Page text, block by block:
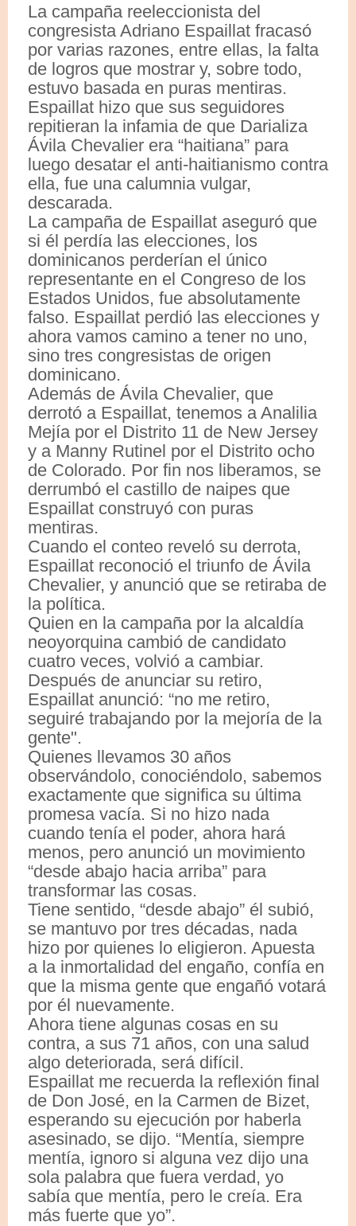
La campaña reeleccionista del
congresista Adriano Espaillat fracasó
por varias razones, entre ellas, la falta
de logros que mostrar y, sobre todo,
estuvo basada en puras mentiras.
Espaillat hizo que sus seguidores
repitieran la infamia de que Darializa
Ávila Chevalier era “haitiana” para
luego desatar el anti-haitianismo contra
ella, fue una calumnia vulgar,
descarada.
La campaña de Espaillat aseguró que
si él perdía las elecciones, los
dominicanos perderían el único
representante en el Congreso de los
Estados Unidos, fue absolutamente
falso. Espaillat perdió las elecciones y
ahora vamos camino a tener no uno,
sino tres congresistas de origen
dominicano.
Además de Ávila Chevalier, que
derrotó a Espaillat, tenemos a Analilia
Mejía por el Distrito 11 de New Jersey
y a Manny Rutinel por el Distrito ocho
de Colorado. Por fin nos liberamos, se
derrumbó el castillo de naipes que
Espaillat construyó con puras
mentiras.
Cuando el conteo reveló su derrota,
Espaillat reconoció el triunfo de Ávila
Chevalier, y anunció que se retiraba de
la política.
Quien en la campaña por la alcaldía
neoyorquina cambió de candidato
cuatro veces, volvió a cambiar.
Después de anunciar su retiro,
Espaillat anunció: “no me retiro,
seguiré trabajando por la mejoría de la
gente".
Quienes llevamos 30 años
observándolo, conociéndolo, sabemos
exactamente que significa su última
promesa vacía. Si no hizo nada
cuando tenía el poder, ahora hará
menos, pero anunció un movimiento
“desde abajo hacia arriba” para
transformar las cosas.
Tiene sentido, “desde abajo” él subió,
se mantuvo por tres décadas, nada
hizo por quienes lo eligieron. Apuesta
a la inmortalidad del engaño, confía en
que la misma gente que engañó votará
por él nuevamente.
Ahora tiene algunas cosas en su
contra, a sus 71 años, con una salud
algo deteriorada, será difícil.
Espaillat me recuerda la reflexión final
de Don José, en la Carmen de Bizet,
esperando su ejecución por haberla
asesinado, se dijo. “Mentía, siempre
mentía, ignoro si alguna vez dijo una
sola palabra que fuera verdad, yo
sabía que mentía, pero le creía. Era
más fuerte que yo”.